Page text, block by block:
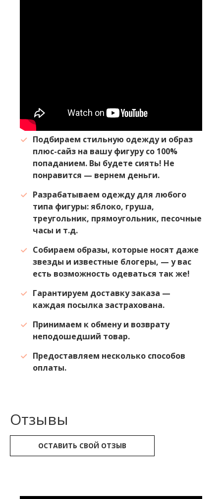
Подбираем стильную одежду и образ
плюс-сайз на вашу фигуру со 100%
попаданием. Вы будете сиять! Не
понравится — вернем деньги.
Разрабатываем одежду для любого
типа фигуры: яблоко, груша,
треугольник, прямоугольник, песочные
часы и т.д.
Собираем образы, которые носят даже
звезды и известные блогеры, — у вас
есть возможность одеваться так же!
Гарантируем доставку заказа —
каждая посылка застрахована.
Принимаем к обмену и возврату
неподошедший товар.
Предоставляем несколько способов
оплаты.
Отзывы
ОСТАВИТЬ СВОЙ ОТЗЫВ